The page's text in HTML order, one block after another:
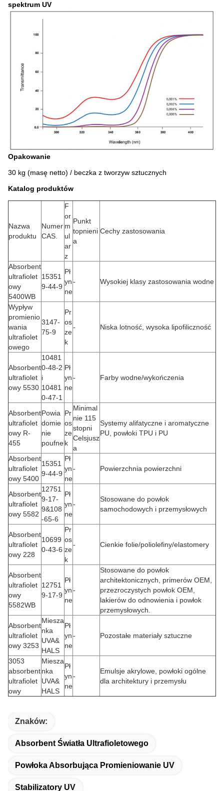
spektrum UV
Opakowanie
30 kg (masę netto) / beczka z tworzyw sztucznych
Katalog produktów
Nazwa
produktu
Numer
CAS.
F
or
m
ul
ar
z
Punkt
topnieni
a
Cechy zastosowania
Absorbent
ultrafiolet
owy
5400WB
15351
9-44-9
Pł
yn
ne
- Wysokiej klasy zastosowania wodne
Wypływ
promienio
wania
ultrafiolet
owego
3147-
75-9
Pr
os
ze
k
- Niska lotność, wysoka lipofiliczność
Absorbent
ultrafiolet
owy 5530
10481
0-48-2
i
10481
0-47-1
Pł
yn
ne
- Farby wodne/wykończenia
Absorbent
ultrafiolet
owy R-
455
Powia
domie
nie
poufne
Pr
os
ze
k
Minimal
nie 115
stopni
Celsjusz
a
Systemy alifatyczne i aromatyczne
PU, powłoki TPU i PU
Absorbent
ultrafiolet
owy 5400
15351
9-44-9
Pł
yn
ne
- Powierzchnia powierzchni
Absorbent
ultrafiolet
owy 5582
12751
9-17-
9&108
-65-6
Pł
yn
ne
-
Stosowane do powłok
samochodowych i przemysłowych
Absorbent
ultrafiolet
owy 228
10699
0-43-6
Pr
os
ze
k
- Cienkie folie/poliolefiny/elastomery
Absorbent
ultrafiolet
owy
5582WB
12751
9-17-9
Pł
yn
ne
-
Stosowane do powłok
architektonicznych, primerów OEM,
przezroczystych powłok OEM,
lakierów do odnowienia i powłok
przemysłowych.
Absorbent
ultrafiolet
owy 3253
Miesza
nka
UVA&
HALS
Pł
yn
ne
- Pozostałe materiały sztuczne
3053
absorbent
ultrafiolet
owy
Miesza
nka
UVA&
HALS
Pł
yn
ne
-
Emulsje akrylowe, powłoki ogólne
dla architektury i przemysłu
Znaków:
Absorbent Światła Ultrafioletowego
Powłoka Absorbująca Promieniowanie UV
Stabilizatory UV